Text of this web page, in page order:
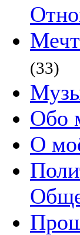
(33)
Обо
О